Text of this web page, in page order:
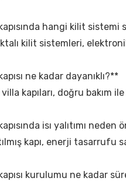
hangi kilit sistemi
kilit sistemleri,
ne kadar dayanıklı?**
kapıları, doğru bakım
isı yalıtımı neden
kapı, enerji tasarrufu
kurulumu ne kadar